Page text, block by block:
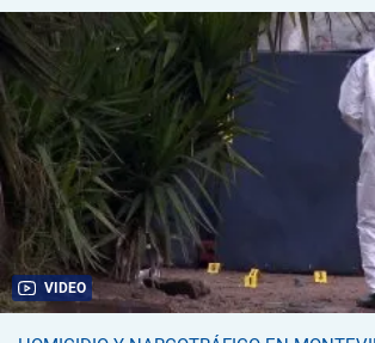
VIDEO